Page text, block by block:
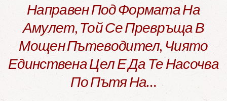
Направен Под Формата На
Амулет, Той Се Превръща В
Мощен Пътеводител, Чиято
Единствена Цел Е Да Те Насочва
По Пътя На…